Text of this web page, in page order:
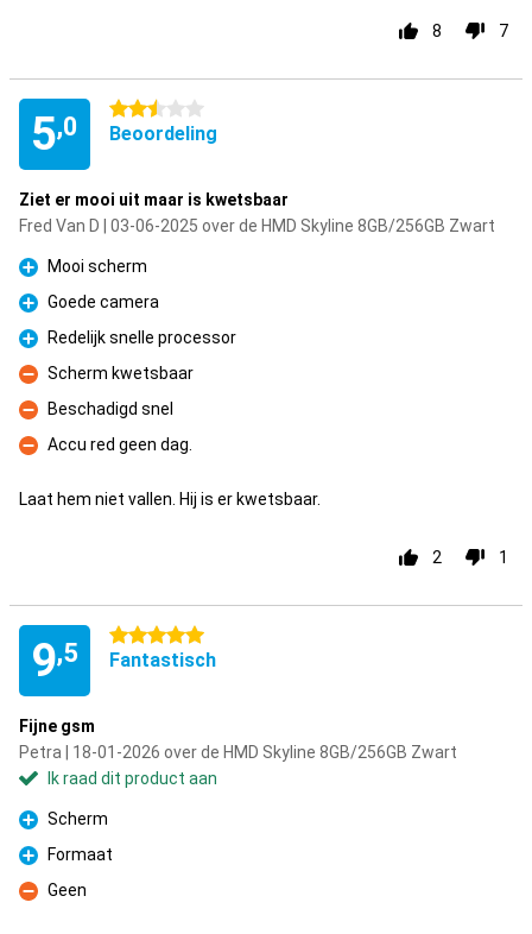
8 7
5,0
2.5 sterren
Beoordeling
Ziet er mooi uit maar is kwetsbaar
Fred Van D | 03-06-2025 over de HMD Skyline 8GB/256GB Zwart
Pluspunt
Mooi scherm
Pluspunt
Goede camera
Pluspunt
Redelijk snelle processor
Minpunt
Scherm kwetsbaar
Minpunt
Beschadigd snel
Minpunt
Accu red geen dag.
Laat hem niet vallen. Hij is er kwetsbaar.
2 1
9,5
5 sterren
Fantastisch
Fijne gsm
Petra | 18-01-2026 over de HMD Skyline 8GB/256GB Zwart
Ik raad dit product aan
Pluspunt
Scherm
Pluspunt
Formaat
Minpunt
Geen